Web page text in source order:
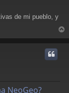
de mi pueblo, y
r
NeoGeo?